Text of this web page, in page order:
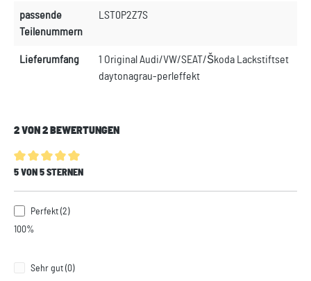
passende
Teilenummern
LST0P2Z7S
Lieferumfang
1 Original Audi/VW/SEAT/Škoda Lackstiftset
daytonagrau-perleffekt
2 VON 2 BEWERTUNGEN
Durchschnittliche Bewertung von 5 von 5 Sternen
5 VON 5 STERNEN
Perfekt (2)
100%
Sehr gut (0)